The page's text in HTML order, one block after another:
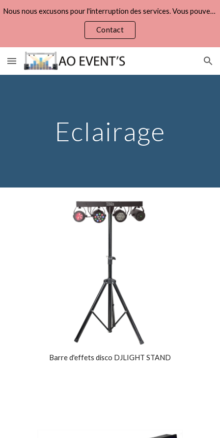
Skip to main content Skip to navigation
Nous nous excusons pour l'interruption des services. Vous pouvez refaire vos demandes de devis via la page :
Contact
Eclairage
Barre d'effets disco DJLIGHT STAND